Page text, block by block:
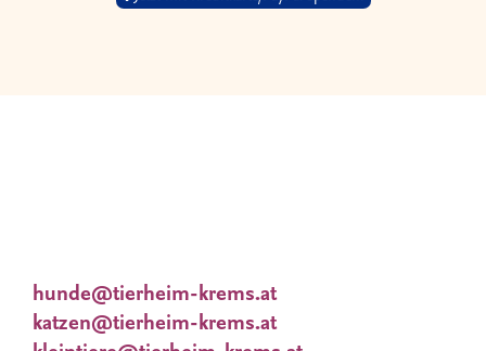
hunde@tierheim-krems.at
katzen@tierheim-krems.at